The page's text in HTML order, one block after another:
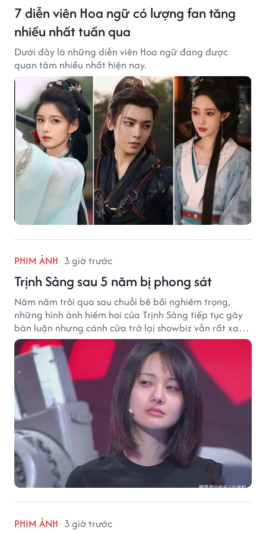
7 diễn viên Hoa ngữ có lượng fan tăng
nhiều nhất tuần qua
Dưới đây là những diễn viên Hoa ngữ đang được
quan tâm nhiều nhất hiện nay.
PHIM ẢNH 3 giờ trước
Trịnh Sảng sau 5 năm bị phong sát
Năm năm trôi qua sau chuỗi bê bối nghiêm trọng,
những hình ảnh hiếm hoi của Trịnh Sảng tiếp tục gây
bàn luận nhưng cánh cửa trở lại showbiz vẫn rất xa
vời.
PHIM ẢNH 3 giờ trước